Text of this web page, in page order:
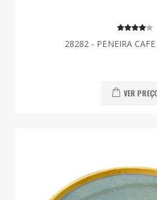
28282 - PENEIRA
VER